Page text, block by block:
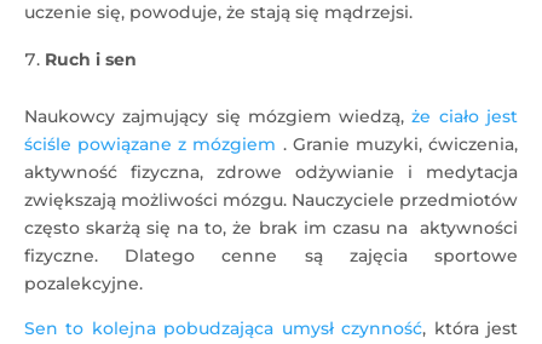
uczenie się, powoduje, że stają się mądrzejsi.
Ruch i sen
Naukowcy zajmujący się mózgiem wiedzą,że ciało jest
ściśle powiązane z mózgiem . Granie muzyki, ćwiczenia,
aktywność fizyczna, zdrowe odżywianie i medytacja
zwiększają możliwości mózgu. Nauczyciele przedmiotów
często skarżą się na to, że brak im czasu na aktywności
fizyczne. Dlatego cenne są zajęcia sportowe
pozalekcyjne.
Sen to kolejna pobudzająca umysł czynność, która jest